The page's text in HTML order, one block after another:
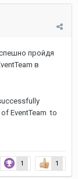
пройдя
в
EventTeam to
1 1